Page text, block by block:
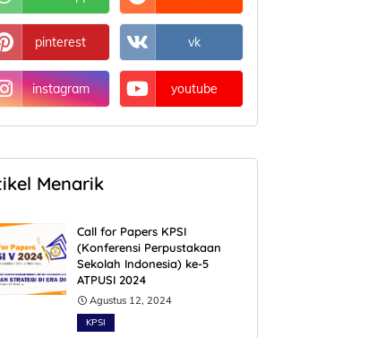
pinterest vk
instagram youtube
Menarik
Call for Papers KPSI
(Konferensi Perpustakaan
Sekolah Indonesia) ke-5
ATPUSI 2024
Agustus 12, 2024
KPSI